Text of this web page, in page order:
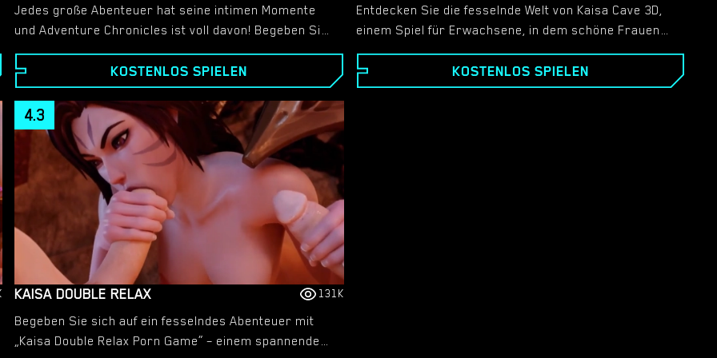
Jedes große Abenteuer hat seine intimen Momente
und Adventure Chronicles ist voll davon! Begeben Sie
sich auf eine Reise voller Entdeckungen, Romantik und
atemberaubender Sexszenen. Treffen Sie exotische
Charaktere, entdecken Sie verborgene Wünsche und
genießen Sie atemberaubende erotische
Animationen, während Sie in diesem spannenden
Spiel für Erwachsene Ihren eigenen Weg gestalten.
KOSTENLOS SPIELEN
Entdecken Sie die fesselnde Welt von Kaisa Cave 3D,
einem Spiel für Erwachsene, in dem schöne Frauen
darauf warten, Sie kennenzulernen! Tauchen Sie ein
in ein fesselndes und verlockendes Spielerlebnis, das
atemberaubende Grafik mit Spannung für
KOSTENLOS SPIELEN
KAISA DOUBLE RELAX
4.3
131K
Begeben Sie sich auf ein fesselndes Abenteuer mit
„Kaisa Double Relax Porn Game“ – einem spannenden